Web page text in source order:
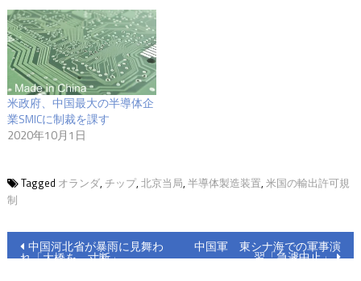
米政府、中国最大の半導体企
業SMICに制裁を課す
2020年10月1日
Tagged オランダ, チップ, 北京当局, 半導体製造装置, 米国の輸出許可規
制
投中国河北省が暴雨に見舞わ
れ「大橋を、寸断」
中国軍 東シナ海での軍事演
習「急遽中止」